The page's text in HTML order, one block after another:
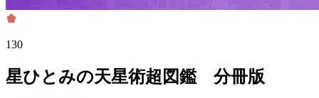
130
星ひとみの天星術超図鑑 分冊版